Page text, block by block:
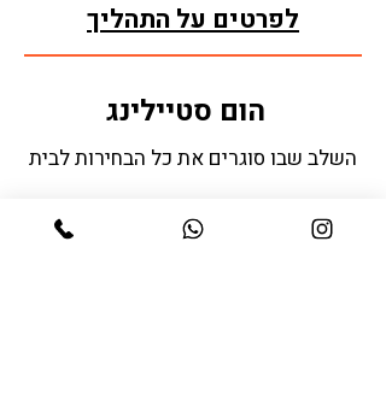
לפרטים על התהליך
הום סטיילינג
השלב שבו סוגרים את כל הבחירות לבית
שכבר קיים,